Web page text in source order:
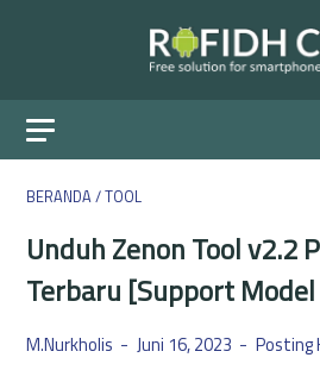
BERANDA/TOOL
Unduh Zenon Tool v2.2
Terbaru [Support
M.Nurkholis Juni 16, 2023 Posting